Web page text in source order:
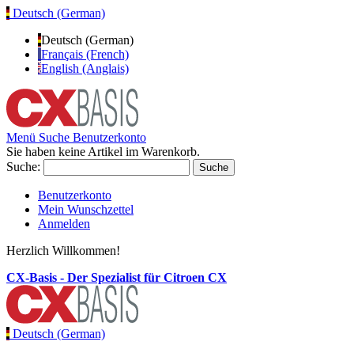
Deutsch (German)
Deutsch (German)
Français (French)
English (Anglais)
Menü Suche Benutzerkonto
Sie haben keine Artikel im Warenkorb.
Suche:
Suche
Benutzerkonto
Mein Wunschzettel
Anmelden
Herzlich Willkommen!
CX-Basis - Der Spezialist für Citroen CX
Deutsch (German)